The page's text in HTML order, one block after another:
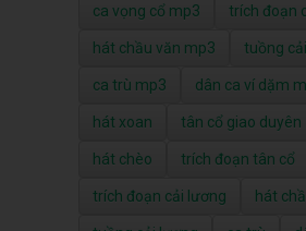
ca vọng cổ mp3 trích đoạn
hát chầu văn mp3 tuồng
ca trù mp3 dân ca ví dặm
hát xoan tân cổ giao duyên
hát chèo trích đoạn tân cổ
trích đoạn cải lương hát